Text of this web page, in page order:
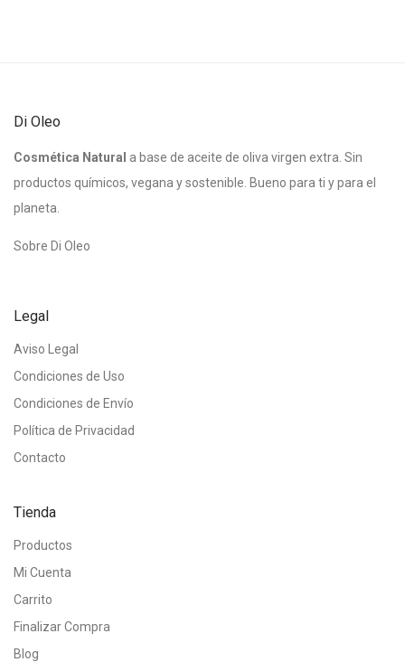
Di Oleo
Cosmética Natural a base de aceite de oliva virgen extra. Sin
productos químicos, vegana y sostenible. Bueno para ti y para el
planeta.
Sobre Di Oleo
Legal
Aviso Legal
Condiciones de Uso
Condiciones de Envío
Política de Privacidad
Contacto
Tienda
Productos
Mi Cuenta
Carrito
Finalizar Compra
Blog